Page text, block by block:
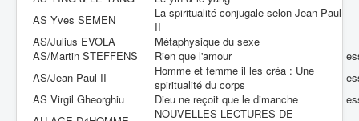
AS Yves SEMEN
La spiritualité conjugale selon Jean-Paul
II
AS/Julius EVOLA
Métaphysique du sexe
AS/Martin STEFFENS
Rien que l'amour
AS/Jean-Paul II
Homme et femme il les créa : Une
spiritualité du corps
AS Virgil Gheorghiu
Dieu ne reçoit que le dimanche
NOUVELLES LECTURES DE